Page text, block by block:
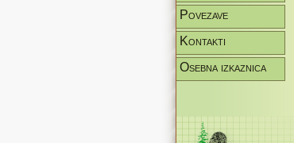
Povezave
Kontakti
Osebna izkaznica